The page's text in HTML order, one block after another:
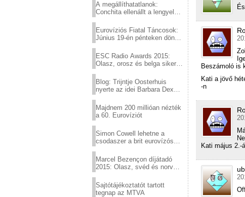
A megállíthatatlanok:
Conchita ellenállt a lengyel
Eurovíziós Fiatal Táncosok:
Június 19-én pénteken döntő
ESC Radio Awards 2015:
Olasz, orosz és belga siker,
Blog: Trijntje Oosterhuis
nyerte az idei Barbara Dex
Majdnem 200 millióan nézték
a 60. Eurovíziót
Simon Cowell lehetne a
csodaszer a brit eurovízós
Marcel Bezençon díjátadó
2015: Olasz, svéd és norvég
Sajtótájékoztatót tartott
tegnap az MTVA
Beszámoló is
Kati a jövő
-n
Kati május 2.-